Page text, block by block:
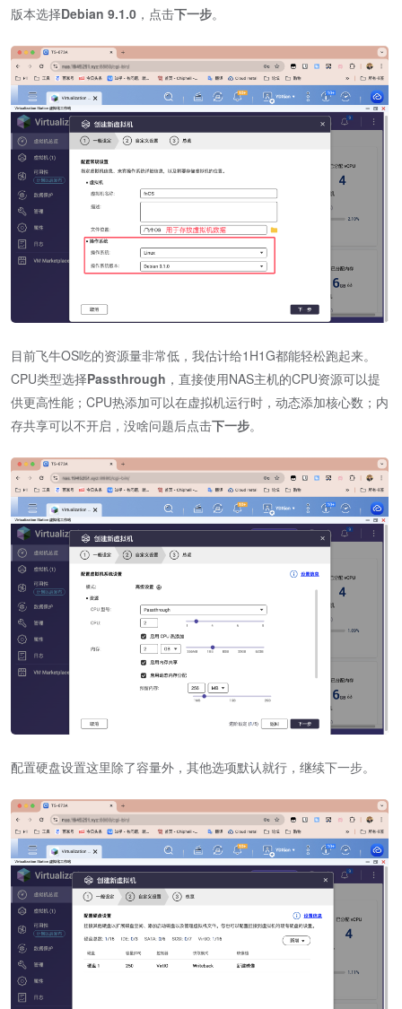
版本选择Debian 9.1.0 ，点击下一步。
目前飞牛OS吃的资源量非常低，我估计给1H1G都能轻松跑起来。
CPU类型选择Passthrough ，直接使用NAS主机的CPU资源可以提
供更高性能；CPU热添加可以在虚拟机运行时，动态添加核心数；内
存共享可以不开启，没啥问题后点击下一步。
配置硬盘设置这里除了容量外，其他选项默认就行，继续下一步。